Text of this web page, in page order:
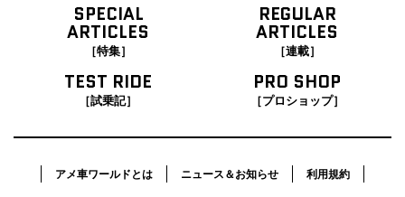
SPECIAL
ARTICLES
［特集］
REGULAR
ARTICLES
［連載］
TEST RIDE
［試乗記］
PRO SHOP
［プロショップ］
アメ車ワールドとは ニュース＆お知らせ 利用規約